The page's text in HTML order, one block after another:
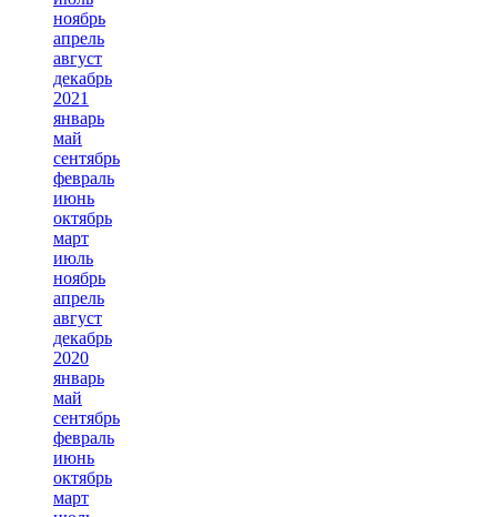
ноябрь
апрель
август
декабрь
2021
январь
май
сентябрь
февраль
июнь
октябрь
март
июль
ноябрь
апрель
август
декабрь
2020
январь
май
сентябрь
февраль
июнь
октябрь
март